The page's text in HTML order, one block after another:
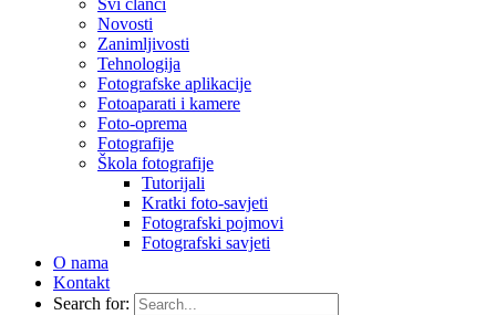
Svi članci
Novosti
Zanimljivosti
Tehnologija
Fotografske aplikacije
Fotoaparati i kamere
Foto-oprema
Fotografije
Škola fotografije
Tutorijali
Kratki foto-savjeti
Fotografski pojmovi
Fotografski savjeti
O nama
Kontakt
Search for: